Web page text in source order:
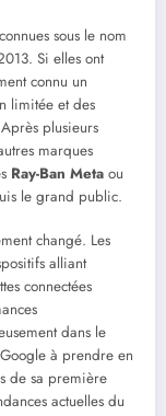
sous le nom
Si elles ont
connu un
limitée et des
plusieurs
marques
Ray-Ban Meta ou
le grand public.
changé. Les
alliant
connectées
dans le
à prendre en
de sa première
actuelles du